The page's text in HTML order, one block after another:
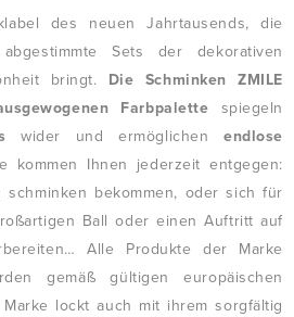
des neuen Jahrtausends, die
Sets der dekorativen
bringt. Die Schminken ZMILE
Farbpalette spiegeln
wider und ermöglichenendlose
kommen Ihnen jederzeit entgegen:
bekommen, oder sich für
Ball oder einen Auftritt auf
Alle Produkte der Marke
gemäß gültigen europäischen
lockt auch mit ihrem sorgfältig